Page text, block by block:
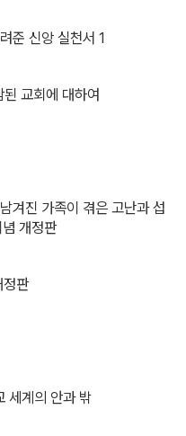
준 신앙 실천서 1
교회에 대하여
겨진 가족이 겪은 고난과 섭
개정판
정판
세계의 안과 밖